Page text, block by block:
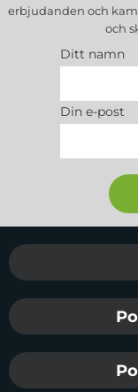
erbjudanden och
och
Ditt namn
Din e-post
Sidfot